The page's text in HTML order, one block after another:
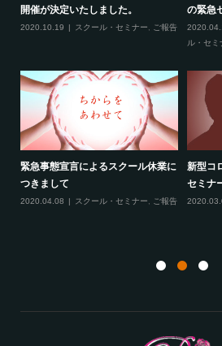
場される方へ）
2020.02.27 スクール・セミナー
緊急事
最新のお知らせ２つ（2020年2月）
2020.02.19
ル・セミナー , ご報告,サロンコンサルティ
線維筋